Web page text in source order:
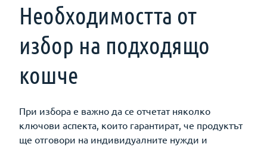
Необходимостта от
избор на подходящо
кошче
При избора е важно да се отчетат няколко
ключови аспекта, които гарантират, че продуктът
ще отговори на индивидуалните нужди и